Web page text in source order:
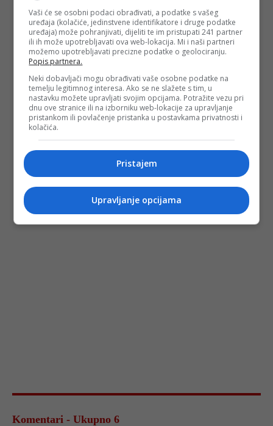
Komentari - Ukupno 6
Vaši će se osobni podaci obrađivati, a podatke s vašeg
uređaja (kolačiće, jedinstvene identifikatore i druge podatke
uređaja) može pohranjivati, dijeliti te im pristupati 241 partner
ili ih može upotrebljavati ova web-lokacija. Mi i naši partneri
možemo upotrebljavati precizne podatke o geolociranju.
Popis partnera.
Neki dobavljači mogu obrađivati vaše osobne podatke na
temelju legitimnog interesa. Ako se ne slažete s tim, u
nastavku možete upravljati svojim opcijama. Potražite vezu pri
dnu ove stranice ili na izborniku web-lokacije za upravljanje
pristankom ili povlačenje pristanka u postavkama privatnosti i
kolačića.
Pristajem
Upravljanje opcijama